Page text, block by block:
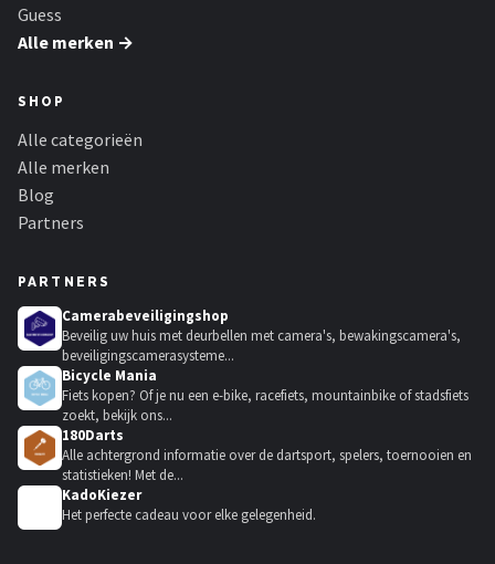
Guess
Alle merken →
SHOP
Alle categorieën
Alle merken
Blog
Partners
PARTNERS
Camerabeveiligingshop
Beveilig uw huis met deurbellen met camera's, bewakingscamera's,
beveiligingscamerasysteme...
Bicycle Mania
Fiets kopen? Of je nu een e-bike, racefiets, mountainbike of stadsfiets
zoekt, bekijk ons...
180Darts
Alle achtergrond informatie over de dartsport, spelers, toernooien en
statistieken! Met de...
KadoKiezer
Het perfecte cadeau voor elke gelegenheid.